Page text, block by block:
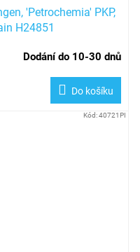
'Petrochemia' PKP,
H24851
Dodání do 10-30 dnů
Do košíku
Kód:40721PI